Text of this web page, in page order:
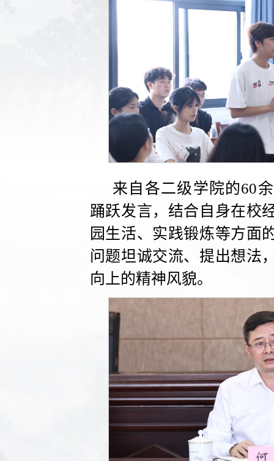
来自各二级学院的60
踊跃发言，结合自身在校
园生活、实践锻炼等方面
问题坦诚交流、提出想法
向上的精神风貌。